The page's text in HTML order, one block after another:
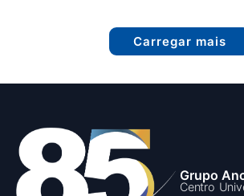
Carregar mais
Grupo
Centro